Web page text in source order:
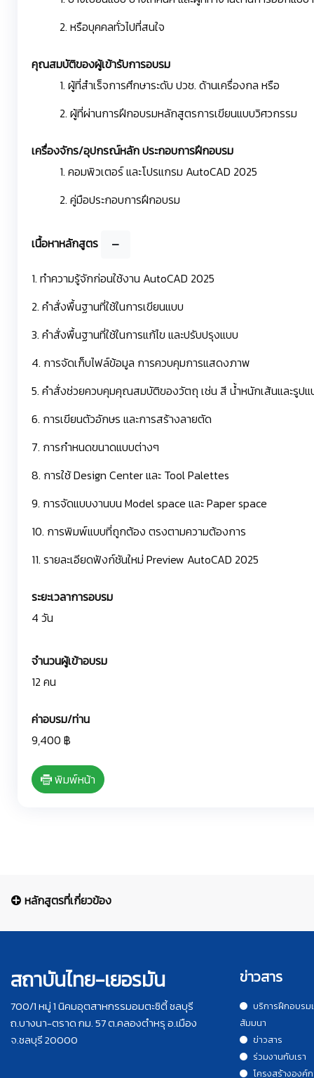
2. หรือบุคคลทั่วไปที่สนใจ
คุณสมบัติของผู้เข้ารับการอบรม
1. ผู้ที่สำเร็จการศึกษาระดับ ปวช. ด้านเครื่องกล หรือ
2. ผู้ที่ผ่านการฝึกอบรมหลักสูตรการเขียนแบบวิศวกรรม
เครื่องจักร/อุปกรณ์หลัก ประกอบการฝึกอบรม
1. คอมพิวเตอร์ และโปรแกรม AutoCAD 2025
2. คู่มือประกอบการฝึกอบรม
เนื้อหาหลักสูตร
1. ทำความรู้จักก่อนใช้งาน AutoCAD 2025
2. คำสั่งพื้นฐานที่ใช้ในการเขียนแบบ
3. คำสั่งพื้นฐานที่ใช้ในการแก้ไข และปรับปรุงแบบ
4. การจัดเก็บไฟล์ข้อมูล การควบคุมการแสดงภาพ
5. คำสั่งช่วยควบคุมคุณสมบัติของวัตถุ เช่น สี น้ำหนักเส้นและรูปแ
6. การเขียนตัวอักษร และการสร้างลายตัด
7. การกำหนดขนาดแบบต่างๆ
8. การใช้ Design Center และ Tool Palettes
9. การจัดแบบงานบน Model space และ Paper space
10. การพิมพ์แบบที่ถูกต้อง ตรงตามความต้องการ
11. รายละเอียดฟังก์ชันใหม่ Preview AutoCAD 2025
ระยะเวลาการอบรม
4 วัน
จำนวนผู้เข้าอบรม
12 คน
ค่าอบรม/ท่าน
9,400 ฿
พิมพ์หน้า
หลักสูตรที่เกี่ยวข้อง
สถาบันไทย-เยอรมัน
700/1 หมู่ 1 นิคมอุตสาหกรรมอมตะซิตี้ ชลบุรี
ถ.บางนา-ตราด กม. 57 ต.คลองตำหรุ อ.เมือง
จ.ชลบุรี 20000
ข่าวสาร
บริการฝึกอบรม
สัมมนา
ข่าวสาร
ร่วมงานกับเรา
โครงสร้างองค์